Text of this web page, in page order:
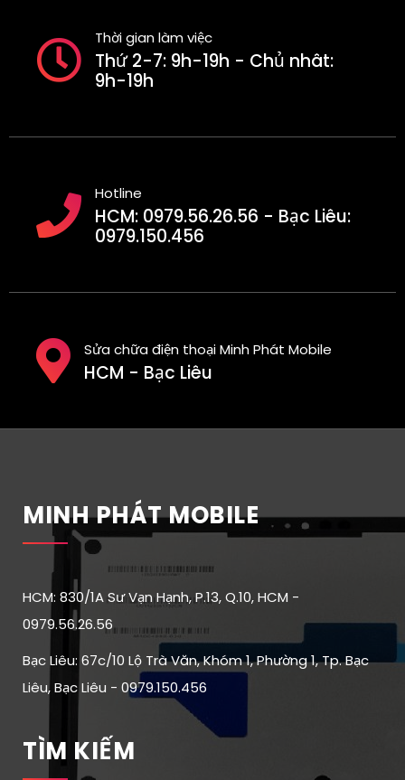
Thời gian làm việc
Thứ 2-7: 9h-19h - Chủ nhât:
9h-19h
Hotline
HCM: 0979.56.26.56 - Bạc Liêu:
0979.150.456
Sửa chữa điện thoại Minh Phát Mobile
HCM - Bạc Liêu
MINH PHÁT MOBILE
HCM: 830/1A Sư Vạn Hạnh, P.13, Q.10, HCM -
0979.56.26.56
Bạc Liêu: 67c/10 Lộ Trà Văn, Khóm 1, Phường 1, Tp. Bạc
Liêu, Bạc Liêu - 0979.150.456
TÌM KIẾM